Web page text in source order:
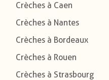
Crèches à Caen
Crèches à Nantes
Crèches à Bordeaux
Crèches à Rouen
Crèches à Strasbourg